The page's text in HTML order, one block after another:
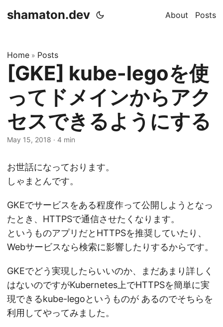
shamaton.dev About Posts
Home » Posts
[GKE] kube-legoを使
ってドメインからアク
セスできるようにする
May 15, 2018 · 4 min
お世話になっております。
しゃまとんです。
GKEでサービスをある程度作って公開しようとなっ
たとき、HTTPSで通信させたくなります。
というものアプリだとHTTPSを推奨していたり、
Webサービスなら検索に影響したりするからです。
GKEでどう実現したらいいのか、まだあまり詳しく
はないのですがKubernetes上でHTTPSを簡単に実
現できるkube-legoというものが あるのでそちらを
利用してやってみました。